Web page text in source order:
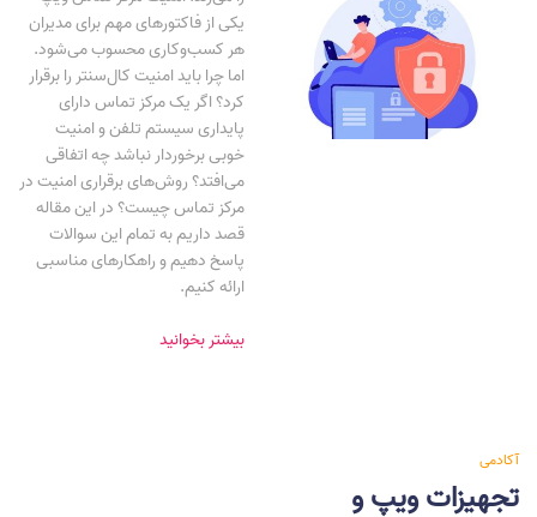
یکی از فاکتورهای مهم برای مدیران
هر کسب‌وکاری محسوب می‌شود.
اما چرا باید امنیت کال‌سنتر را برقرار
کرد؟ اگر یک مرکز تماس دارای
پایداری سیستم تلفن و امنیت
خوبی برخوردار نباشد چه اتفاقی
می‌افتد؟ روش‌های برقراری امنیت در
مرکز تماس چیست؟ در این مقاله
قصد داریم به تمام این سوالات
پاسخ دهیم و راهکارهای مناسبی
ارائه کنیم.
بیشتر بخوانید
آکادمی
تجهیزات ویپ و